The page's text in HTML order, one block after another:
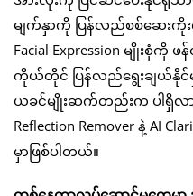
မျက်နှာကို ပြန်လည်စစ်ဆေးကို
Facial Expression မျိုးစုံကို
ကိုယ်တိုင် ပြန်လည်ရွေးချယ်နိုင်
ယခင်မျိုးဆက်တည်းက ပါရှိလာတဲ့
Reflection Remover နဲ့ AI
မှာဖြစ်ပါတယ်။